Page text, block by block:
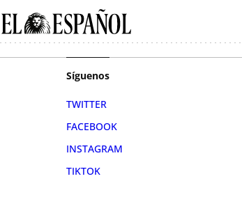
Síguenos
TWITTER
FACEBOOK
INSTAGRAM
TIKTOK